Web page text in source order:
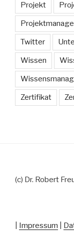
Projekt
Twitter
Wissen
Zertifikat
(c) Dr. Robert
Impressum